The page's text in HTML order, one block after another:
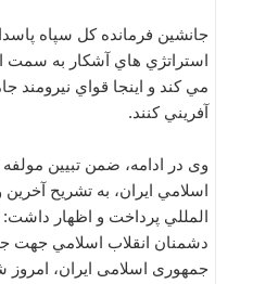
جانشين فرمانده كل سپاه
استراتژي هاي آشكار به سمت
مي كند و اينجا قواي نيرومند
آفريني کنند.
وی در ادامه، ضمن تبيين
اسلامي ايران، به تشريح
دشمنان انقلاب اسلامي جهت
جمهوری اسلامی ایران،